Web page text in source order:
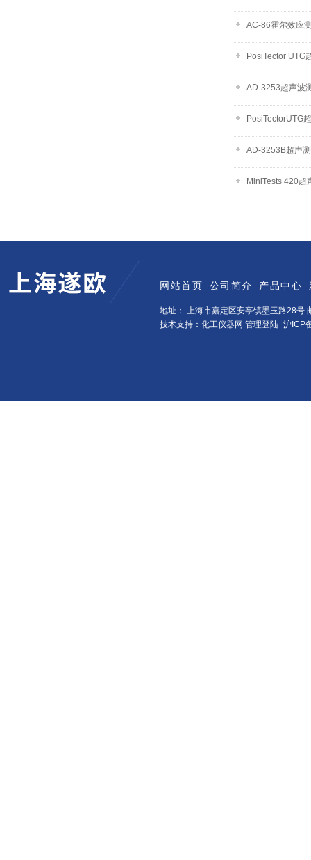
AC-86霍尔效应
PosiTector UTG
AD-3253超声波
PosiTectorUTG
AD-3253B超声
MiniTests 420超
网站首页 公司简介 产品中心
地址： 上海市嘉定区安亭镇墨玉路28号
技术支持：化工仪器网 管理登陆 沪ICP